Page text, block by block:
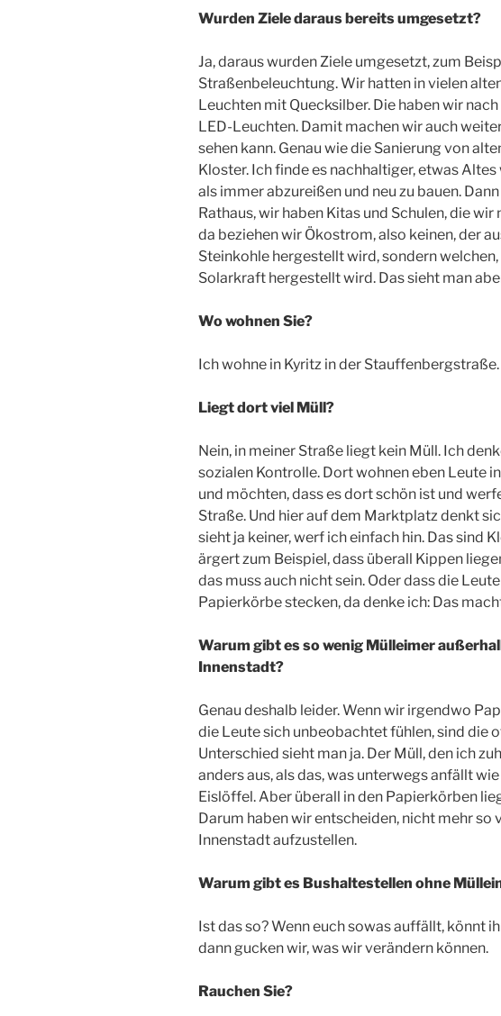
Wurden Ziele daraus bereits umgesetzt?
Ja, daraus wurden Ziele umgesetzt, zum
Straßenbeleuchtung. Wir hatten in vielen
Leuchten mit Quecksilber. Die haben wir
LED-Leuchten. Damit machen wir auch
sehen kann. Genau wie die Sanierung von
Kloster. Ich finde es nachhaltiger, etwas
als immer abzureißen und neu zu bauen.
Rathaus, wir haben Kitas und Schulen, die
da beziehen wir Ökostrom, also keinen, der
Steinkohle hergestellt wird, sondern
Solarkraft hergestellt wird. Das sieht man
Wo wohnen Sie?
Ich wohne in Kyritz in der Stauffenbergstraße.
Liegt dort viel Müll?
Nein, in meiner Straße liegt kein Müll. Ich
sozialen Kontrolle. Dort wohnen eben Leute
und möchten, dass es dort schön ist und
Straße. Und hier auf dem Marktplatz denkt
sieht ja keiner, werf ich einfach hin. Das sind
ärgert zum Beispiel, dass überall Kippen
das muss auch nicht sein. Oder dass die
Papierkörbe stecken, da denke ich: Das
Warum gibt es so wenig Mülleimer
Innenstadt?
Genau deshalb leider. Wenn wir irgendwo
die Leute sich unbeobachtet fühlen, sind die
Unterschied sieht man ja. Der Müll, den ich
anders aus, als das, was unterwegs anfällt
Eislöffel. Aber überall in den Papierkörben
Darum haben wir entscheiden, nicht mehr so
Innenstadt aufzustellen.
Warum gibt es Bushaltestellen ohne
Ist das so? Wenn euch sowas auffällt, könnt
dann gucken wir, was wir verändern können.
Rauchen Sie?